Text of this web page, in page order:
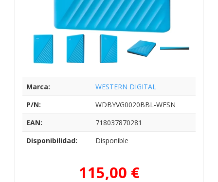
Marca:
WESTERN DIGITAL
P/N:
WDBYVG0020BBL-WESN
EAN:
718037870281
Disponibilidad:
Disponible
115,00 €